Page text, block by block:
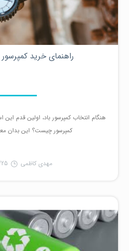
راهنمای خرید
هنگام انتخاب کمپرسور باد، اولین قدم این
کمپرسور چیست؟ این بدان
مهدی کاظمی